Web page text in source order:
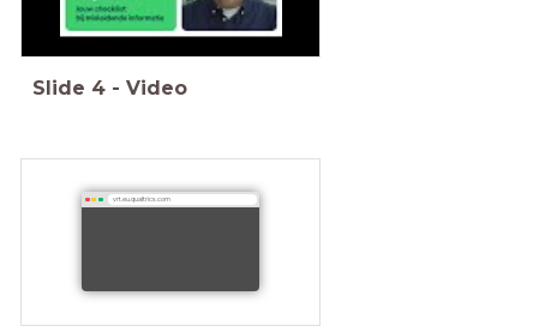
Slide 4 - Video
vrt.eu.qualtrics.com